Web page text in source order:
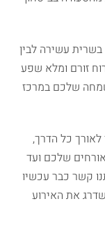
בשרית עשירה לבין
זורם ומלא שפע
שלכם במרכז
לאורך כל הדרך,
שלכם ועד
קשר כבר עכשיו
את האירוע